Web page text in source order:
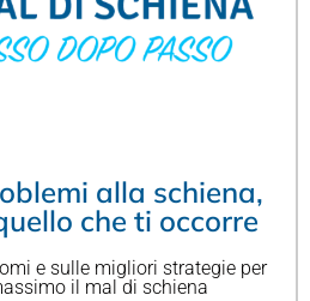
alla schiena,
che ti occorre
e sulle migliori strategie per
il mal di schiena